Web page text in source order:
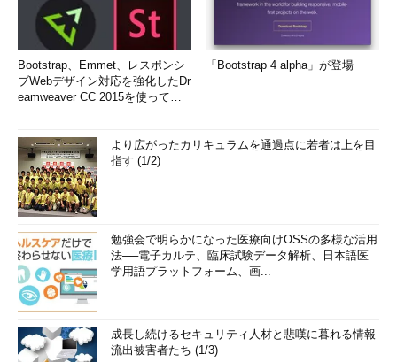
Bootstrap、Emmet、レスポンシ
ブWebデザイン対応を強化したDr
eamweaver CC 2015を使って
「Bootstrap 4 alpha」が登場
より広がったカリキュラムを通過点に若者は上を目
指す (1/2)
勉強会で明らかになった医療向けOSSの多様な活用
法──電子カルテ、臨床試験データ解析、日本語医
学用語プラットフォーム、画...
成長し続けるセキュリティ人材と悲嘆に暮れる情報
流出被害者たち (1/3)